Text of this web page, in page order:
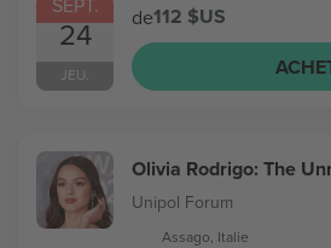
24
JEU.
de112 $US
Olivia Rodrigo: The
Unipol Forum
Assago, Italie